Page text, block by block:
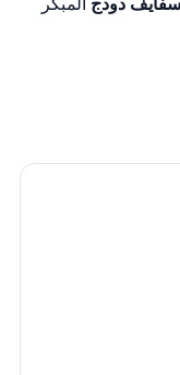
سفايف دودج المبكر